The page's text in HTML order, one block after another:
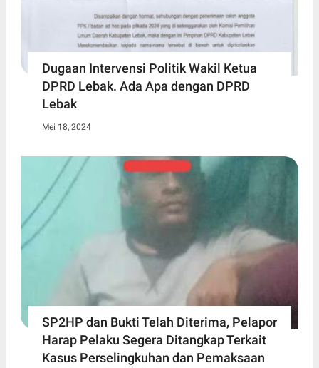
Dugaan Intervensi Politik Wakil Ketua
DPRD Lebak. Ada Apa dengan DPRD
Lebak
Mei 18, 2024
SP2HP dan Bukti Telah Diterima, Pelapor
Harap Pelaku Segera Ditangkap Terkait
Kasus Perselingkuhan dan Pemaksaan